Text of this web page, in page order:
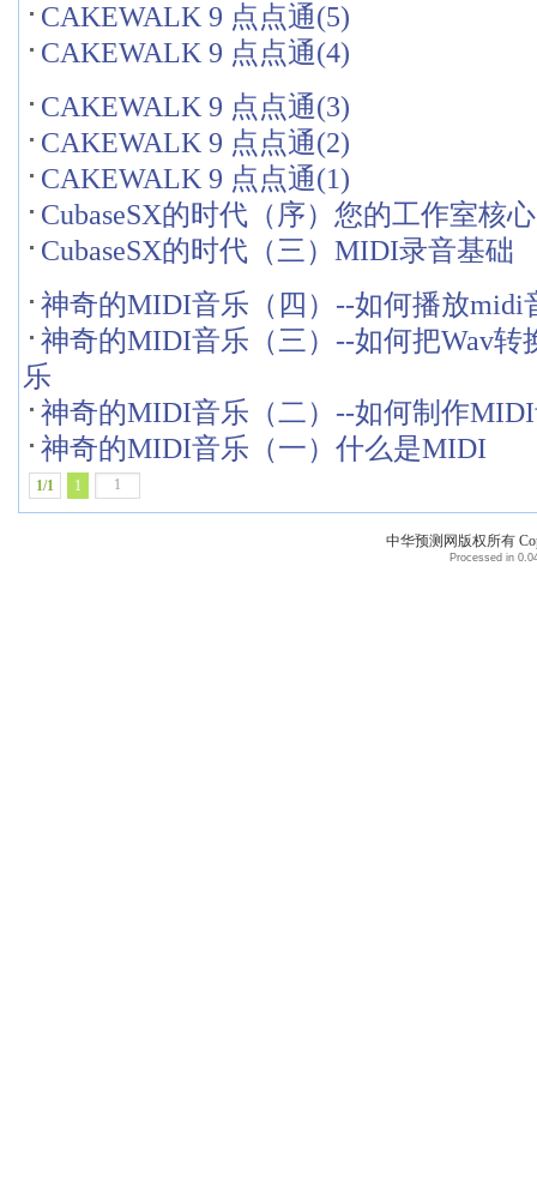
CAKEWALK 9 点点通(5)
CAKEWALK 9 点点通(4)
CAKEWALK 9 点点通(3)
CAKEWALK 9 点点通(2)
CAKEWALK 9 点点通(1)
CubaseSX的时代（序）您的工作室核心
CubaseSX的时代（三）MIDI录音基础
神奇的MIDI音乐（四）--如何播放midi
神奇的MIDI音乐（三）--如何把Wav转
乐
神奇的MIDI音乐（二）--如何制作
神奇的MIDI音乐（一）什么是MIDI
1/1 1
中华预测网版权所有
Processed in